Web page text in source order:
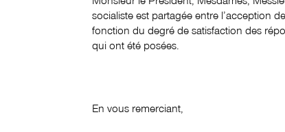
socialiste est partagée entre l’acception
fonction du degré de satisfaction des
qui ont été posées.
En vous remerciant,